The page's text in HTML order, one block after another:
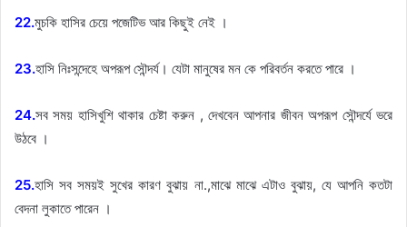
22.মুচকি হাসির চেয়ে পজেটিভ আর কিছুই নেই ।
23.হাসি নিঃসন্দেহে অপরূপ সৌন্দর্য। যেটা মানুষের মন কে পরিবর্তন করতে পারে ।
24.সব সময় হাসিখুশি থাকার চেষ্টা করুন , দেখবেন আপনার জীবন অপরূপ সৌন্দর্যে ভরে
উঠবে ।
25.হাসি সব সময়ই সুখের কারণ বুঝায় না.,মাঝে মাঝে এটাও বুঝায়, যে আপনি কতটা
বেদনা লুকাতে পারেন ।